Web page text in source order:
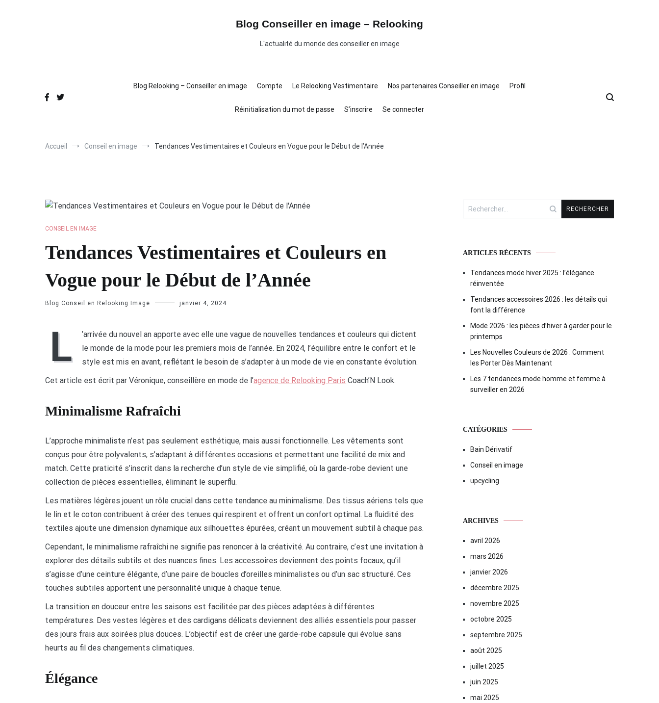
Blog Conseiller en image – Relooking
L'actualité du monde des conseiller en image
Blog Relooking – Conseiller en image Compte Le Relooking Vestimentaire Nos partenaires Conseiller en image Profil
Réinitialisation du mot de passe S’inscrire Se connecter
Accueil Conseil en image Tendances Vestimentaires et Couleurs en Vogue pour le Début de l’Année
CONSEIL EN IMAGE
Tendances Vestimentaires et Couleurs en
Vogue pour le Début de l’Année
Blog Conseil en Relooking Image janvier 4, 2024
L
’arrivée du nouvel an apporte avec elle une vague de nouvelles tendances et couleurs qui dictent
le monde de la mode pour les premiers mois de l’année. En 2024, l’équilibre entre le confort et le
style est mis en avant, reflétant le besoin de s’adapter à un mode de vie en constante évolution.
Cet article est écrit par Véronique, conseillère en mode de l’agence de Relooking Paris Coach’N Look.
Minimalisme Rafraîchi
L’approche minimaliste n’est pas seulement esthétique, mais aussi fonctionnelle. Les vêtements sont
conçus pour être polyvalents, s’adaptant à différentes occasions et permettant une facilité de mix and
match. Cette praticité s’inscrit dans la recherche d’un style de vie simplifié, où la garde-robe devient une
collection de pièces essentielles, éliminant le superflu.
Les matières légères jouent un rôle crucial dans cette tendance au minimalisme. Des tissus aériens tels que
le lin et le coton contribuent à créer des tenues qui respirent et offrent un confort optimal. La fluidité des
textiles ajoute une dimension dynamique aux silhouettes épurées, créant un mouvement subtil à chaque pas.
Cependant, le minimalisme rafraîchi ne signifie pas renoncer à la créativité. Au contraire, c’est une invitation à
explorer des détails subtils et des nuances fines. Les accessoires deviennent des points focaux, qu’il
s’agisse d’une ceinture élégante, d’une paire de boucles d’oreilles minimalistes ou d’un sac structuré. Ces
touches subtiles apportent une personnalité unique à chaque tenue.
La transition en douceur entre les saisons est facilitée par des pièces adaptées à différentes
températures. Des vestes légères et des cardigans délicats deviennent des alliés essentiels pour passer
des jours frais aux soirées plus douces. L’objectif est de créer une garde-robe capsule qui évolue sans
heurts au fil des changements climatiques.
Élégance
Rechercher :
ARTICLES RÉCENTS
Tendances mode hiver 2025 : l’élégance
réinventée
Tendances accessoires 2026 : les détails qui
font la différence
Mode 2026 : les pièces d’hiver à garder pour le
printemps
Les Nouvelles Couleurs de 2026 : Comment
les Porter Dès Maintenant
Les 7 tendances mode homme et femme à
surveiller en 2026
CATÉGORIES
Bain Dérivatif
Conseil en image
upcycling
ARCHIVES
avril 2026
mars 2026
janvier 2026
décembre 2025
novembre 2025
octobre 2025
septembre 2025
août 2025
juillet 2025
juin 2025
mai 2025